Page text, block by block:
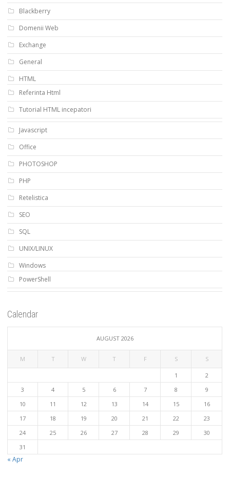
Blackberry
Domenii Web
Exchange
General
HTML
Referinta Html
Tutorial HTML incepatori
Javascript
Office
PHOTOSHOP
PHP
Retelistica
SEO
SQL
UNIX/LINUX
Windows
PowerShell
Calendar
AUGUST 2026
M T W T F S S
1
2
3
4 5 6 7 8
9
10
11 12 13 14 15
16
17
18 19 20 21 22
23
24
25 26 27 28 29
30
31
« Apr